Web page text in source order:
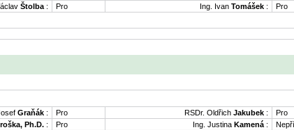
Štolba: Pro Ing. Ivan Tomášek : Pro
Graňák : Pro RSDr. Oldřich Jakubek :
Pro
Ph.D. : Pro Ing. Justina Kamená :